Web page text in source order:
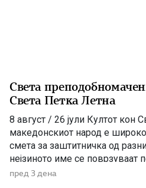
Света
Света Петка Летна
8 август / 26 јули Култот кон
македонскиот народ е широко
смета за заштитничка од
нејзиното име се поврзуваат
икони и лековити извори,
пред 3 дена